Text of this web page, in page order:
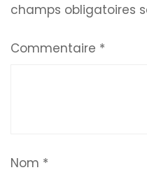
champs obligatoires
Commentaire *
Nom *